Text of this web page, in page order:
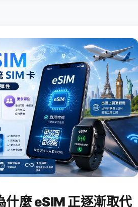
什麼 eSIM 正逐漸取代